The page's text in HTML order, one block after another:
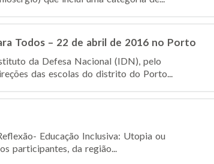
Todos – 22 de abril de 2016 no Porto
da Defesa Nacional (IDN), pelo
das escolas do distrito do Porto...
Educação Inclusiva: Utopia ou
participantes, da região...